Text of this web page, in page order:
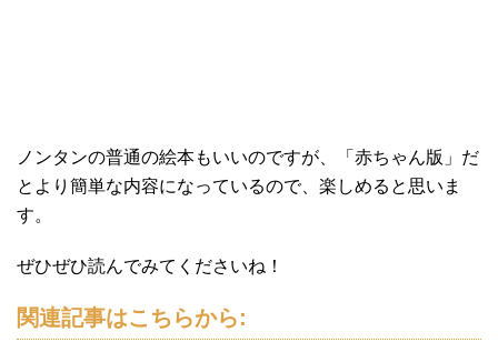
ノンタンの普通の絵本もいいのですが、「赤ちゃん版」だ
とより簡単な内容になっているので、楽しめると思いま
す。
ぜひぜひ読んでみてくださいね！
関連記事はこちらから: